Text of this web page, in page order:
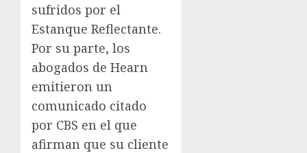
sufridos por el
Estanque Reflectante.
Por su parte, los
abogados de Hearn
emitieron un
comunicado citado
por CBS en el que
afirman que su cliente